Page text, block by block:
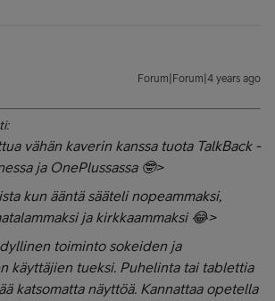
Forum|Forum|4 years ago
vähän kaverin kanssa tuota TalkBack -
ja OnePlussassa 🤓>
kun ääntä sääteli nopeammaksi,
ja kirkkaammaksi 😂>
toiminto sokeiden ja
käyttäjien tueksi. Puhelinta tai tablettia
katsomatta näyttöä. Kannattaa opetella